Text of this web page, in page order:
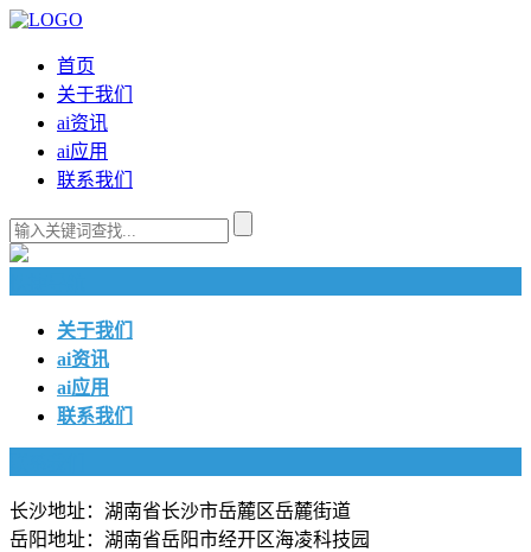
首页
关于我们
ai资讯
ai应用
联系我们
关于我们
ai资讯
ai应用
联系我们
长沙地址：湖南省长沙市岳麓区岳麓街道
岳阳地址：湖南省岳阳市经开区海凌科技园